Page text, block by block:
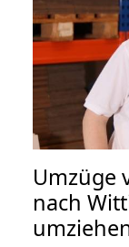
Umzüge
nach